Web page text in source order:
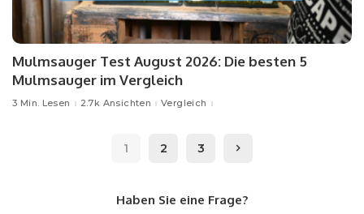
Mulmsauger Test August 2026: Die besten 5
Mulmsauger im Vergleich
3 Min. Lesen 2.7k Ansichten Vergleich
1 2 3
Haben Sie eine Frage?